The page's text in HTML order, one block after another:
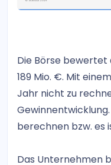
Die Börse
189 Mio. €. Mit
Jahr nicht zu
berechnen bzw. es
Das Unternehmen